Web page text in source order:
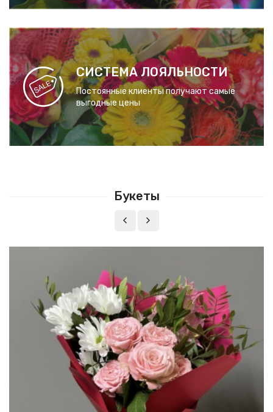
СИСТЕМА ЛОЯЛЬНОСТИ
Постоянные клиенты получают самые
выгодные цены
Букеты